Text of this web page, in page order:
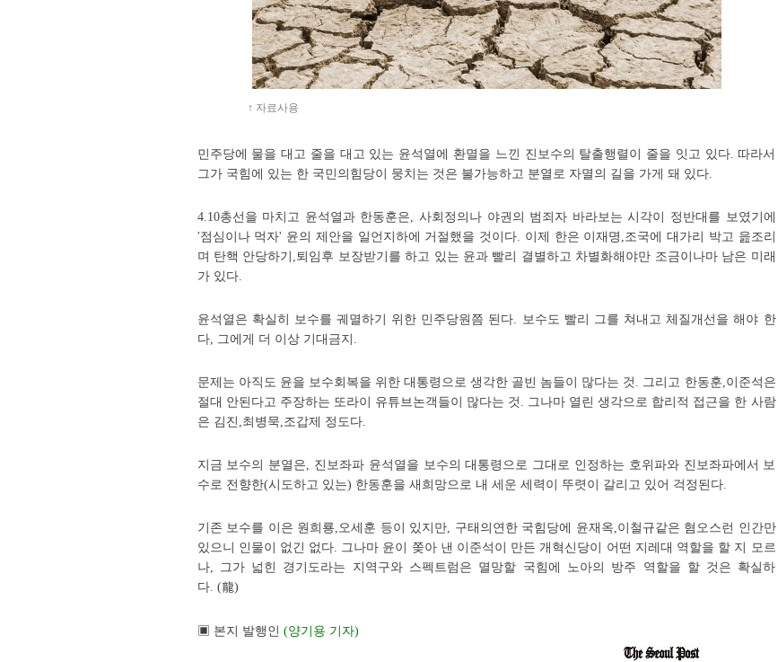
↑ 자료사용
민주당에 물을 대고 줄을 대고 있는 윤석열에 환멸을 느낀 진보수의 탈출행렬이 줄을 잇고 있다. 따라서
그가 국힘에 있는 한 국민의힘당이 뭉치는 것은 불가능하고 분열로 자멸의 길을 가게 돼 있다.
4.10총선을 마치고 윤석열과 한동훈은, 사회정의나 야권의 범죄자 바라보는 시각이 정반대를 보였기에
'점심이나 먹자' 윤의 제안을 일언지하에 거절했을 것이다. 이제 한은 이재명,조국에 대가리 박고 읊조리
며 탄핵 안당하기,퇴임후 보장받기를 하고 있는 윤과 빨리 결별하고 차별화해야만 조금이나마 남은 미래
가 있다.
윤석열은 확실히 보수를 궤멸하기 위한 민주당원쯤 된다. 보수도 빨리 그를 쳐내고 체질개선을 해야 한
다, 그에게 더 이상 기대금지.
문제는 아직도 윤을 보수회복을 위한 대통령으로 생각한 골빈 놈들이 많다는 것. 그리고 한동훈,이준석은
절대 안된다고 주장하는 또라이 유튜브논객들이 많다는 것. 그나마 열린 생각으로 합리적 접근을 한 사람
은 김진,최병묵,조갑제 정도다.
지금 보수의 분열은, 진보좌파 윤석열을 보수의 대통령으로 그대로 인정하는 호위파와 진보좌파에서 보
수로 전향한(시도하고 있는) 한동훈을 새희망으로 내 세운 세력이 뚜렷이 갈리고 있어 걱정된다.
기존 보수를 이은 원희룡,오세훈 등이 있지만, 구태의연한 국힘당에 윤재옥,이철규같은 혐오스런 인간만
있으니 인물이 없긴 없다. 그나마 윤이 쫒아 낸 이준석이 만든 개혁신당이 어떤 지레대 역할을 할 지 모르
나, 그가 넓힌 경기도라는 지역구와 스펙트럼은 멸망할 국힘에 노아의 방주 역할을 할 것은 확실하
다. (龍)
▣ 본지 발행인 (양기용 기자)